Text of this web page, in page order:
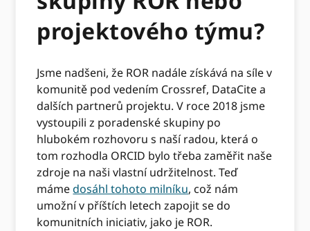
projektového týmu?
Jsme nadšeni, že ROR nadále získává na síle v
komunitě pod vedením Crossref, DataCite a
dalších partnerů projektu. V roce 2018 jsme
vystoupili z poradenské skupiny po
hlubokém rozhovoru s naší radou, která o
tom rozhodla ORCID bylo třeba zaměřit naše
zdroje na naši vlastní udržitelnost. Teď
mámedosáhl tohoto milníku, což nám
umožní v příštích letech zapojit se do
komunitních iniciativ, jako je ROR.